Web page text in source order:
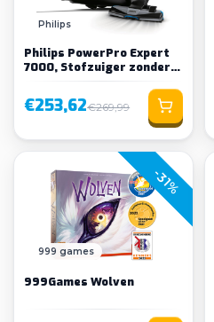
Philips
Philips PowerPro Expert
7000, Stofzuiger zonder
€253,62€269,99
-31%
999 games
999Games Wolven